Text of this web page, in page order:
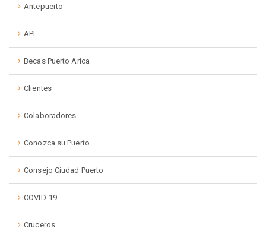
Antepuerto
APL
Becas Puerto Arica
Clientes
Colaboradores
Conozca su Puerto
Consejo Ciudad Puerto
COVID-19
Cruceros